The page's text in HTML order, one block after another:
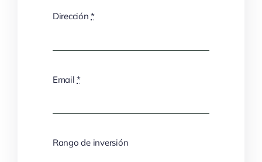
Dirección*
Email*
Rango de inversión